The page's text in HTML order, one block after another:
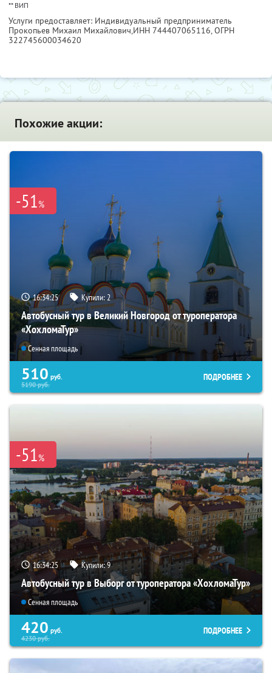
** ВИП
Услуги предоставляет: Индивидуальный предприниматель
Прокопьев Михаил Михайлович,ИНН 744407065116, ОГРН
322745600034620
Похожие акции:
-51%
16:34:24 Купили:2
Автобусный тур в Великий Новгород от туроператора
«ХохломаТур»
Сенная площадь
510 руб.
5190руб.
ПОДРОБНЕЕ
-51%
16:34:24 Купили:9
Автобусный тур в Выборг от туроператора «ХохломаТур»
Сенная площадь
420 руб.
4230руб.
ПОДРОБНЕЕ